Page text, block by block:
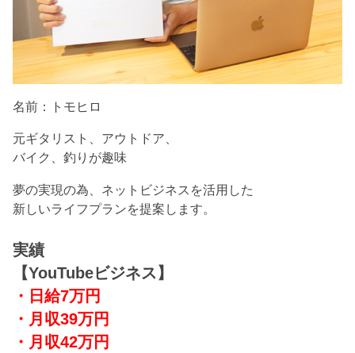
名前：トモヒロ
元ギタリスト、アウトドア、
バイク、釣りが趣味
夢の実現の為、ネットビジネスを活用した
新しいライフプランを提案します。
実績
【YouTubeビジネス】
・日給7万円
・月収39万円
・月収42万円